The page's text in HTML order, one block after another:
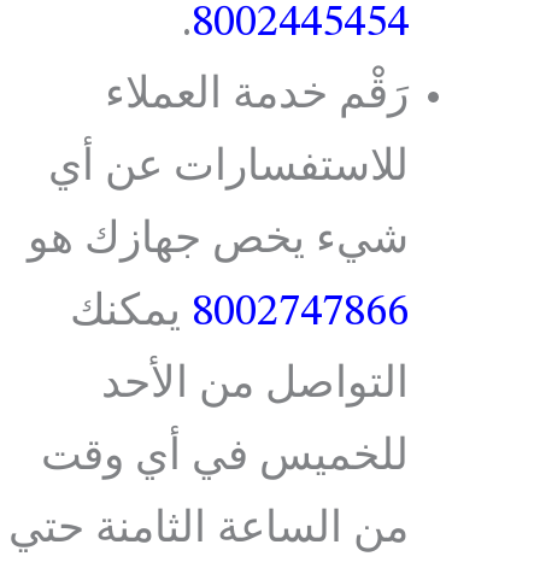
8002445454
.
رَقْم خدمة العملاء
للاستفسارات عن أي
شيء يخص جهازك هو
8002747866 يمكنك
التواصل من الأحد
للخميس في أي وقت
من الساعة الثامنة حتي